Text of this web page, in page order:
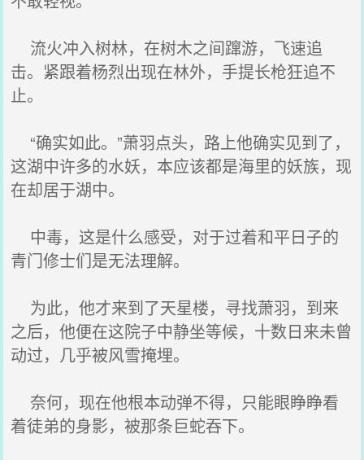
流火冲入树林，在树木之间蹿游，飞速追
击。紧跟着杨烈出现在林外，手提长枪狂追不
止。
“确实如此。”萧羽点头，路上他确实见到了，
这湖中许多的水妖，本应该都是海里的妖族，现
在却居于湖中。
中毒，这是什么感受，对于过着和平日子的
青门修士们是无法理解。
为此，他才来到了天星楼，寻找萧羽，到来
之后，他便在这院子中静坐等候，十数日来未曾
动过，几乎被风雪掩埋。
奈何，现在他根本动弹不得，只能眼睁睁看
着徒弟的身影，被那条巨蛇吞下。